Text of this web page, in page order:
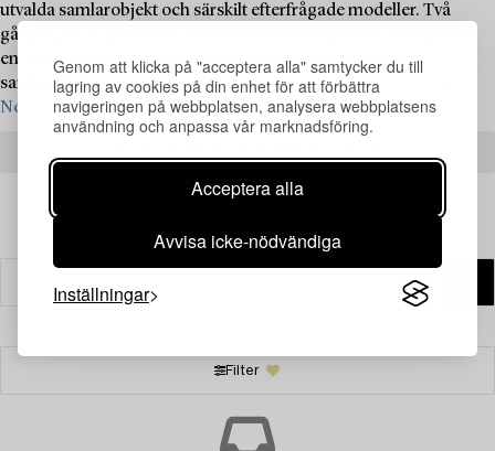
Genom att klicka på "acceptera alla" samtycker du till
lagring av cookies på din enhet för att förbättra
navigeringen på webbplatsen, analysera webbplatsens
användning och anpassa vår marknadsföring.
Acceptera alla
Avvisa icke-nödvändiga
Inställningar
utvalda samlarobjekt och särskilt efterfrågade modeller. Två
gånger per år genomför vi liveauktionen Important Timepieces,
en auktion dedikerad till de mest åtråvärda och exklusiva
samlarklockorna.Kontakta våra specialister idag för att sälja på
Nordens ledande auktionshus ›
Filter